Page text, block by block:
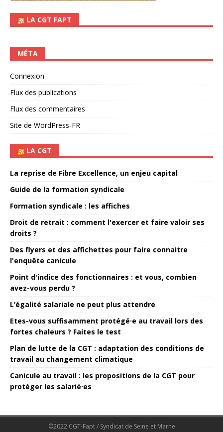
LA CGT FAPT
MÉTA
Connexion
Flux des publications
Flux des commentaires
Site de WordPress-FR
LA CGT
La reprise de Fibre Excellence, un enjeu capital
Guide de la formation syndicale
Formation syndicale : les affiches
Droit de retrait : comment l'exercer et faire valoir ses
droits ?
Des flyers et des affichettes pour faire connaitre
l'enquête canicule
Point d'indice des fonctionnaires : et vous, combien
avez-vous perdu ?
L’égalité salariale ne peut plus attendre
Etes-vous suffisamment protégé·e au travail lors des
fortes chaleurs ? Faites le test
Plan de lutte de la CGT : adaptation des conditions de
travail au changement climatique
Canicule au travail : les propositions de la CGT pour
protéger les salarié·es
©2022 CGT-Fapt / Syndicat de Seine et Marne